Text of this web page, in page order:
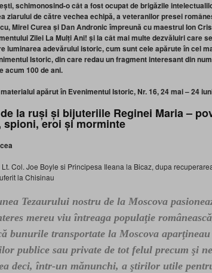
schimonosind-o cât a fost ocupat de brigăzile
ziarului de către vechea echipă, a veteranilor presei
Mirel Curea și Dan Andronic împreună cu maestrul Ion
Zilei La Mulți Ani! și la cât mai multe dezvăluiri care
luminarea adevărului istoric, cum sunt cele apărute în cel
Istoric, din care redau un fragment interesant din
acum 100 de ani.
apărut în Evenimentul Istoric, Nr. 16, 24 mai – 24
la ruși și bijuteriile Reginei Maria –
spioni, eroi și morminte
Col. Joe Boyle si Principesa Ileana la Bicaz, dupa
la Chisinau
Tezaurului nostru de la Moscova
mereu viu întreaga populaţie
bunurile transportate la Moscova
publice sau private de tot felul precum şi
deci, într-un mănunchi, a ştirilor utile